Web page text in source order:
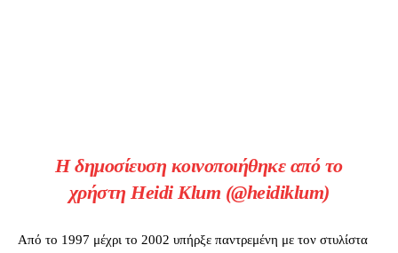
Η δημοσίευση κοινοποιήθηκε από το
χρήστη Heidi Klum (@heidiklum)
Από το 1997 μέχρι το 2002 υπήρξε παντρεμένη με τον στυλίστα